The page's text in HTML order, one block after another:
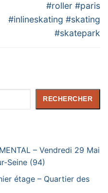
#roller #paris
#inlineskating #skating
#skatepark
RECHERCHER
– Vendredi 29 Mai
Seine (94)
étage – Quartier des